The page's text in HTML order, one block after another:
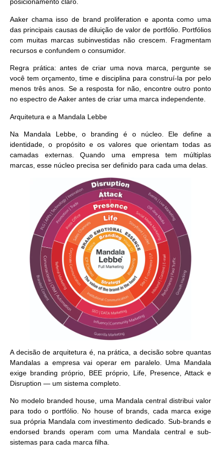
posicionamento claro.
Aaker chama isso de brand proliferation e aponta como uma
das principais causas de diluição de valor de portfólio. Portfólios
com muitas marcas subinvestidas não crescem. Fragmentam
recursos e confundem o consumidor.
Regra prática:antes de criar uma nova marca, pergunte se
você tem orçamento, time e disciplina para construí-la por pelo
menos três anos. Se a resposta for não, encontre outro ponto
no espectro de Aaker antes de criar uma marca independente.
Arquitetura e a Mandala Lebbe
Na Mandala Lebbe, o branding é o núcleo. Ele define a
identidade, o propósito e os valores que orientam todas as
camadas externas. Quando uma empresa tem múltiplas
marcas, esse núcleo precisa ser definido para cada uma delas.
A decisão de arquitetura é, na prática, a decisão sobre quantas
Mandalas a empresa vai operar em paralelo. Uma Mandala
exige branding próprio, BEE próprio, Life, Presence, Attack e
Disruption — um sistema completo.
No modelo branded house, uma Mandala central distribui valor
para todo o portfólio. No house of brands, cada marca exige
sua própria Mandala com investimento dedicado. Sub-brands e
endorsed brands operam com uma Mandala central e sub-
sistemas para cada marca filha.